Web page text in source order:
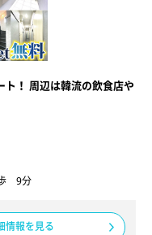
！ 周辺は韓流の飲食店や
9分
情報を見る